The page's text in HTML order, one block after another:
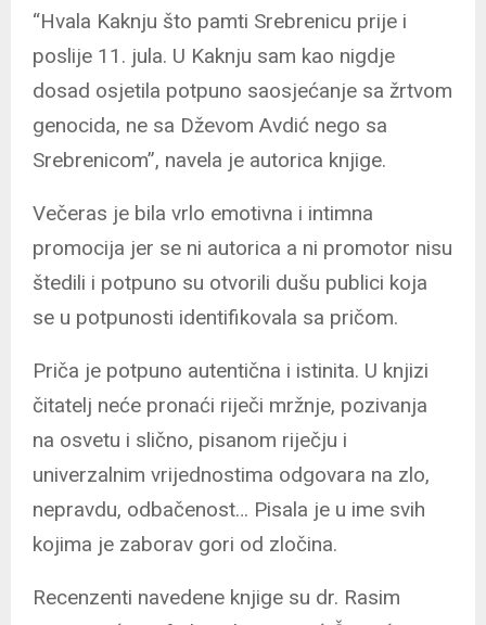
“Hvala Kaknju što pamti Srebrenicu prije i
poslije 11. jula. U Kaknju sam kao nigdje
dosad osjetila potpuno saosjećanje sa žrtvom
genocida, ne sa Dževom Avdić nego sa
Srebrenicom”, navela je autorica knjige.
Večeras je bila vrlo emotivna i intimna
promocija jer se ni autorica a ni promotor nisu
štedili i potpuno su otvorili dušu publici koja
se u potpunosti identifikovala sa pričom.
Priča je potpuno autentična i istinita. U knjizi
čitatelj neće pronaći riječi mržnje, pozivanja
na osvetu i slično, pisanom riječju i
univerzalnim vrijednostima odgovara na zlo,
nepravdu, odbačenost… Pisala je u ime svih
kojima je zaborav gori od zločina.
Recenzenti navedene knjige su dr. Rasim